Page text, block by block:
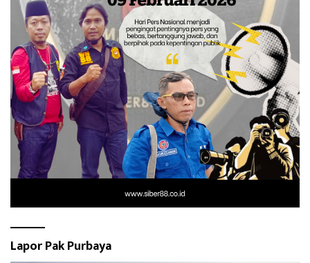
Lapor Pak Purbaya